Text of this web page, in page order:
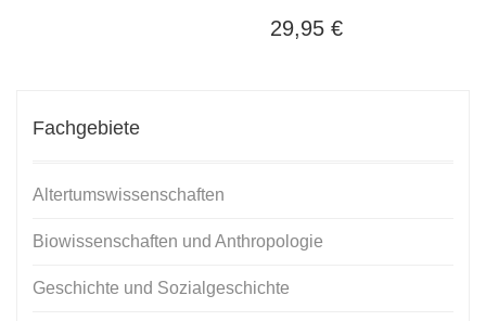
29,95 €
Fachgebiete
Altertumswissenschaften
Biowissenschaften und Anthropologie
Geschichte und Sozialgeschichte